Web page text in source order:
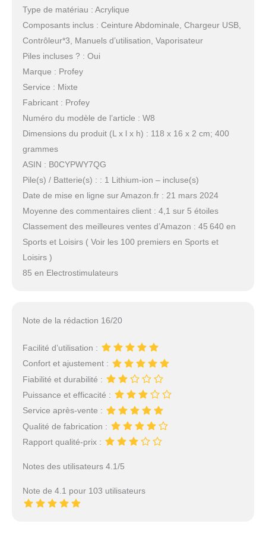
Type de matériau : Acrylique
Composants inclus : Ceinture Abdominale, Chargeur USB,
Contrôleur*3, Manuels d’utilisation, Vaporisateur
Piles incluses ? : Oui
Marque : Profey
Service : Mixte
Fabricant : Profey
Numéro du modèle de l’article : W8
Dimensions du produit (L x l x h) : 118 x 16 x 2 cm; 400
grammes
ASIN : B0CYPWY7QG
Pile(s) / Batterie(s) : : 1 Lithium-ion – incluse(s)
Date de mise en ligne sur Amazon.fr : 21 mars 2024
Moyenne des commentaires client : 4,1 sur 5 étoiles
Classement des meilleures ventes d’Amazon : 45 640 en
Sports et Loisirs ( Voir les 100 premiers en Sports et
Loisirs )
85 en Electrostimulateurs
Note de la rédaction 16/20
Facilité d’utilisation :
Confort et ajustement :
Fiabilité et durabilité :
Puissance et efficacité :
Service après-vente :
Qualité de fabrication :
Rapport qualité-prix :
Notes des utilisateurs 4.1/5
Note de 4.1 pour 103 utilisateurs